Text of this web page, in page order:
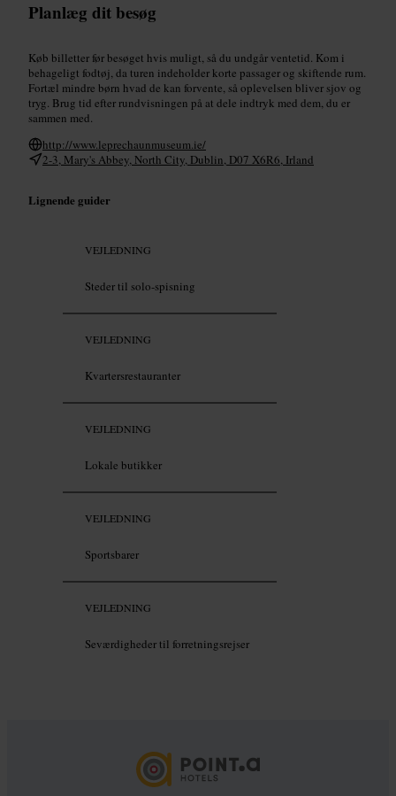
Planlæg dit besøg
Køb billetter før besøget hvis muligt, så du undgår ventetid. Kom i
behageligt fodtøj, da turen indeholder korte passager og skiftende rum.
Fortæl mindre børn hvad de kan forvente, så oplevelsen bliver sjov og
tryg. Brug tid efter rundvisningen på at dele indtryk med dem, du er
sammen med.
http://www.leprechaunmuseum.ie/
2-3, Mary's Abbey, North City, Dublin, D07 X6R6, Irland
Lignende guider
VEJLEDNING
Steder til solo-spisning
VEJLEDNING
Kvartersrestauranter
VEJLEDNING
Lokale butikker
VEJLEDNING
Sportsbarer
VEJLEDNING
Seværdigheder til forretningsrejser